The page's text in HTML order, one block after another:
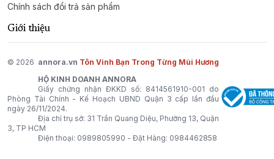
Chính sách đổi trả sản phẩm
Giới thiệu
© 2026 annora.vn Tôn Vinh Bạn Trong Từng Mùi Hương
HỘ KINH DOANH ANNORA
Giấy chứng nhận ĐKKD số: 8414561910-001 do
Phòng Tài Chính - Kế Hoạch UBND Quận 3 cấp lần đầu
ngày 26/11/2024.
Địa chỉ trụ sở: 31 Trần Quang Diệu, Phường 13, Quận
3, TP HCM
Điện thoại: 0989805990 - Đặt Hàng: 0984462858